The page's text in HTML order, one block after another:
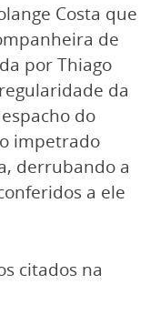
Costa que
de
por Thiago
da
do
impetrado
derrubando a
a ele
citados na